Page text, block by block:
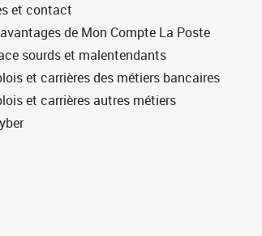
et contact
de Mon Compte La Poste
sourds et malentendants
et carrières des métiers bancaires
et carrières autres métiers